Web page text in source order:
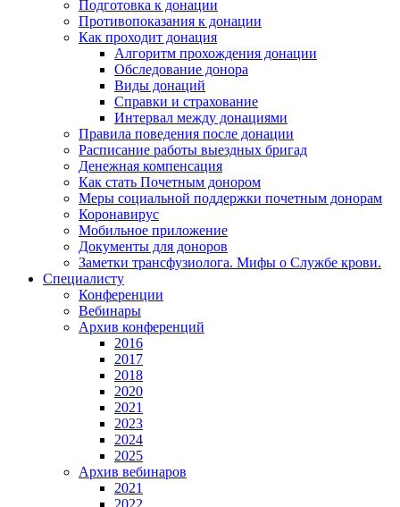
Подготовка к донации
Противопоказания к донации
Как проходит донация
Алгоритм прохождения донации
Обследование донора
Виды донаций
Справки и страхование
Интервал между донациями
Правила поведения после донации
Расписание работы выездных бригад
Денежная компенсация
Как стать Почетным донором
Меры социальной поддержки почетным донорам
Коронавирус
Мобильное приложение
Документы для доноров
Заметки трансфузиолога. Мифы о Службе крови.
Специалисту
Конференции
Вебинары
Архив конференций
2016
2017
2018
2020
2021
2023
2024
2025
Архив вебинаров
2021
2022